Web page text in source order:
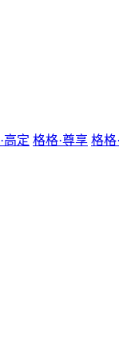
高定 格格·尊享 格格